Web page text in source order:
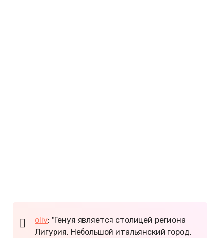
oliv: "Генуя является столицей региона
Лигурия. Небольшой итальянский город,